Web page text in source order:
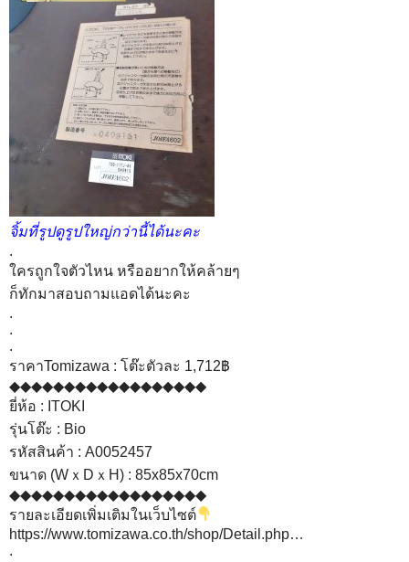
ใครถูกใจตัวไหน หรืออยากให้คล้ายๆ
ก็ทักมาสอบถามแอดได้นะคะ
.
.
.
ราคาTomizawa : โต๊ะตัวละ 1,712฿
ยี่ห้อ : ITOKI
รุ่นโต๊ะ : Bio
รหัสสินค้า : A0052457
ขนาด (WｘDｘH) : 85x85x70cm